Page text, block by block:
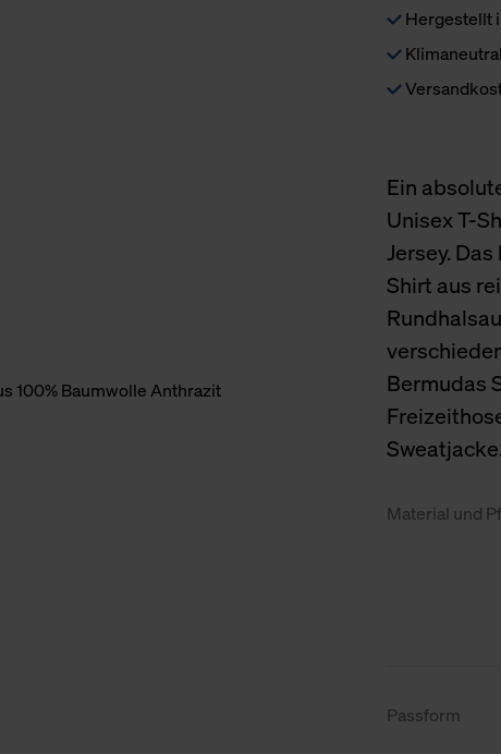
Hergestellt
Ein
Unisex T-
Jersey.
Shirt aus
Bermudas
Sweatjacke.
Material und
Passform